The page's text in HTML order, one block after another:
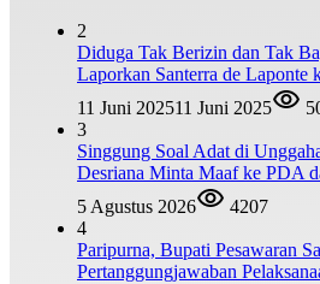
2
Diduga Tak Berizin dan Tak
Laporkan Santerra de Laponte
11 Juni 202511 Juni 2025
3
Singgung Soal Adat di
Desriana Minta Maaf ke PDA
5 Agustus 2026
4207
4
Paripurna, Bupati Pesawaran
Pertanggungjawaban